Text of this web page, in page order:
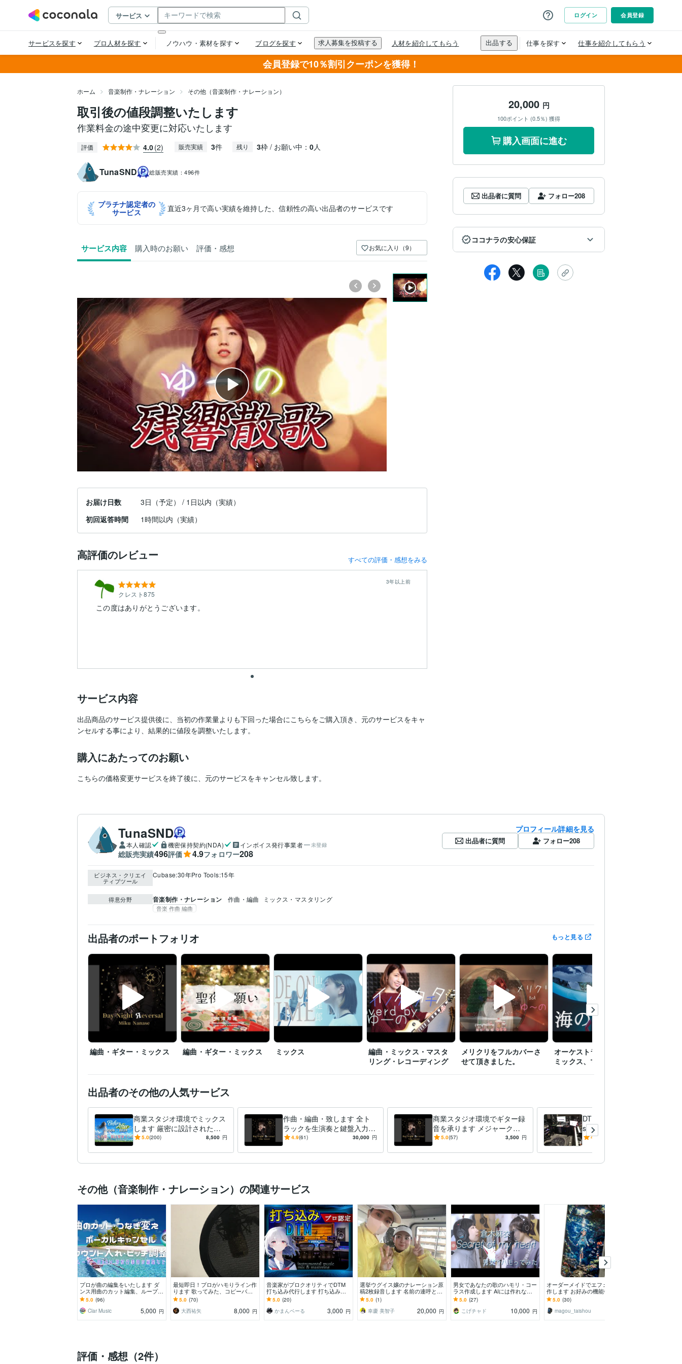
会員登録で10％割引クーポンを獲得！
ホーム 音楽制作・ナレーション その他（音楽制作・ナレーション）
取引後の値段調整いたします
作業料金の途中変更に対応いたします
評価 4.0(2) 販売実績 3件 残り 3枠 / お願い中： 0人
TunaSND 総販売実績：496件
プラチナ認定者の
サービス
直近3ヶ月で高い実績を維持した、信頼性の高い出品者のサービスです
サービス内容 購入時のお願い 評価・感想 お気に入り（9）
お届け日数
3日（予定） / 1日以内（実績）
初回返答時間
1時間以内（実績）
高評価のレビュー すべての評価・感想をみる
クレスト875
3年以上前
この度はありがとうございます。
サービス内容
出品商品のサービス提供後に、当初の作業量よりも下回った場合にこちらをご購入頂き、元のサービスをキャ
ンセルする事により、結果的に値段を調整いたします。
購入にあたってのお願い
こちらの価格変更サービスを終了後に、元のサービスをキャンセル致します。
20,000 円
100ポイント (0.5％) 獲得
購入画面に進む
出品者に質問 フォロー208
ココナラの安心保証
TunaSND
本人確認 機密保持契約(NDA) インボイス発行事業者 未登録
総販売実績496評価 4.9フォロワー208
プロフィール詳細を見る
出品者に質問 フォロー208
ビジネス・クリエイ
ティブツール
Cubase:30年Pro Tools:15年
得意分野 音楽制作・ナレーション 作曲・編曲 ミックス・マスタリング
音楽 作曲 編曲
出品者のポートフォリオ もっと見る
編曲・ギター・ミックス 編曲・ギター・ミックス ミックス
編曲・ミックス・マスタ
リング・レコーディング
メリクリをフルカバーさ
せて頂きました。
オーケストラアレンジ、
ミックス、マスタリング
出品者のその他の人気サービス
商業スタジオ環境でミックス
します 厳密に設計されたス
タジオで作業します
5.0(200) 8,500 円
作曲・編曲・致します 全ト
ラックを生演奏と鍵盤入力で
制作- AI不使用
4.9(61) 30,000 円
商業スタジオ環境でギター録
音を承ります メジャークオ
リティで説得力のあるギター
5.0(57) 3,500 円
DTMレッスン致します Cuba
seでのレッスンになります。
4.9
その他（音楽制作・ナレーション）の関連サービス
プロが曲の編集をいたします ダ
ンス用曲のカット編集、ループ
化、ボーカルキャンセルなど。
5.0 (96)
Clar Music
5,000 円
最短即日！プロがハモりライン作
ります 歌ってみた、コピーバン
ド、ハモりを取るのが苦手な方
に。
5.0 (70)
大西祐矢
8,000 円
音楽家がプロクオリティでDTM
打ち込み代行します 打ち込みし
た音源がなんかイマイチ…プロに
お任せください！
5.0 (20)
かまんベーる
3,000 円
選挙ウグイス嬢のナレーション原
稿2枚録音します 名前の連呼と政
策一式タイプB 移動中でも住宅街
でも対応可能に
5.0 (1)
幸慶 美智子
20,000 円
男女であなたの歌のハモリ・コー
ラス作成します AIには作れない
オリジナリティ・クリアなコーラ
ス録音
5.0 (27)
こげチャド
10,000 円
オーダーメイドでエフェクター製
作します お好みの機能やデザイ
ンでオリジナル仕様のエフェクタ
ーを実現
5.0 (30)
magou_taishou
評価・感想（2件）